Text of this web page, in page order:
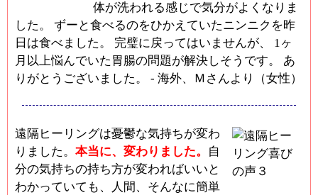
体が洗われる感じで気分がよくなりま
した。 ずーと食べるのをひかえていたニンニクを昨
日は食べました。 完璧に戻ってはいませんが、 1ヶ
月以上悩んでいた胃腸の問題が解決しそうです。 あ
りがとうございました。 - 海外、Ｍさんより（女性）
遠隔ヒーリングは憂鬱な気持ちが変わ
りました。本当に、変わりました。 自
分の気持ちの持ち方が変わればいいと
わかっていても、人間、そんなに簡単